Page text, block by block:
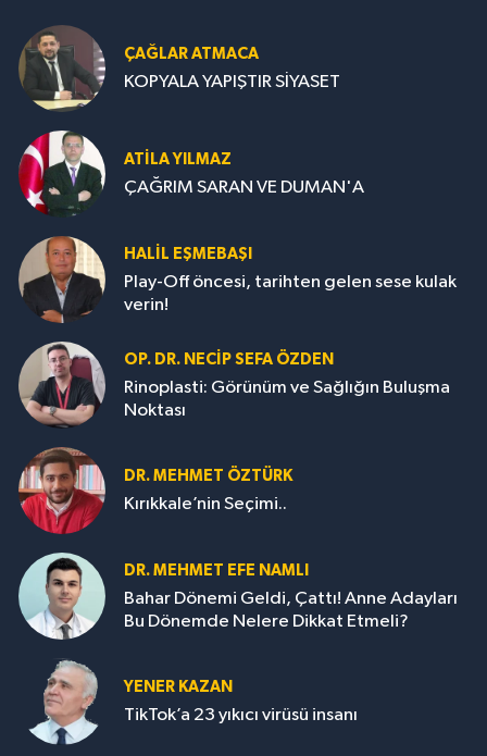
ÇAĞLAR ATMACA
KOPYALA YAPIŞTIR SİYASET
ATILA YILMAZ
ÇAĞRIM SARAN VE DUMAN'A
HALIL EŞMEBAŞI
Play-Off öncesi, tarihten gelen sese kulak
verin!
OP. DR. NECIP SEFA ÖZDEN
Rinoplasti: Görünüm ve Sağlığın Buluşma
Noktası
DR. MEHMET ÖZTÜRK
Kırıkkale’nin Seçimi..
DR. MEHMET EFE NAMLI
Bahar Dönemi Geldi, Çattı! Anne Adayları
Bu Dönemde Nelere Dikkat Etmeli?
YENER KAZAN
TikTok’a 23 yıkıcı virüsü insanı